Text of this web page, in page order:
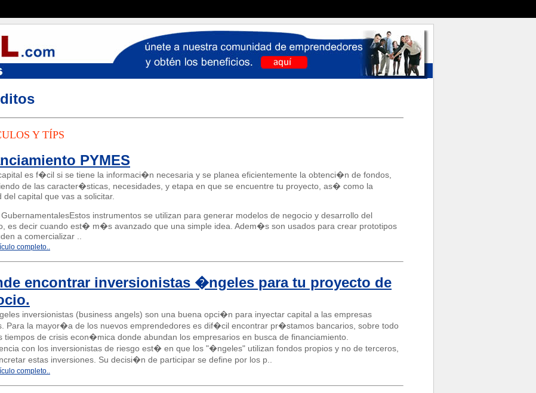
Y TÍPS
PYMES
es f�cil si se tiene la informaci�n necesaria y se planea eficientemente la obtenci�n de fondos,
de las caracter�sticas, necesidades, y etapa en que se encuentre tu proyecto, as� como la
del capital que vas a solicitar.
instrumentos se utilizan para generar modelos de negocio y desarrollo del
es decir cuando est� m�s avanzado que una simple idea. Adem�s son usados para crear prototipos
a comercializar ..
completo..
encontrar inversionistas �ngeles para tu proyecto de
inversionistas (business angels) son una buena opci�n para inyectar capital a las empresas
Para la mayor�a de los nuevos emprendedores es dif�cil encontrar pr�stamos bancarios, sobre todo
tiempos de crisis econ�mica donde abundan los empresarios en busca de financiamiento.
con los inversionistas de riesgo est� en que los "�ngeles" utilizan fondos propios y no de terceros,
estas inversiones. Su decisi�n de participar se define por los p..
completo..